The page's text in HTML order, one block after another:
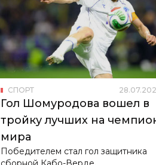
СПОРТ 28 .07.
Гол Шомуродова вошел в
тройку лучших на
мира
Победителем стал гол защитника
сборной Кабо-Верде.